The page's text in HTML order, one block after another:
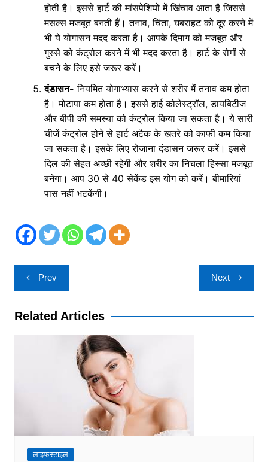
होती है। इससे हार्ट की मांसपेशियों में खिंचाव आता है जिससे
मसल्स मजबूत बनती हैं। तनाव, चिंता, घबराहट को दूर करने में
भी ये योगासन मदद करता है। आपके दिमाग को मजबूत और
गुस्से को कंट्रोल करने में भी मदद करता है। हार्ट के रोगों से
बचने के लिए इसे जरूर करें।
दंडासन- नियमित योगाभ्यास करने से शरीर में तनाव कम होता
है। मोटापा कम होता है। इससे हाई कोलेस्ट्रॉल, डायबिटीज
और बीपी की समस्या को कंट्रोल किया जा सकता है। ये सारी
चीजें कंट्रोल होने से हार्ट अटैक के खतरे को काफी कम किया
जा सकता है। इसके लिए रोजाना दंडासन जरूर करें। इससे
दिल की सेहत अच्छी रहेगी और शरीर का निचला हिस्सा मजबूत
बनेगा। आप 30 से 40 सेकेंड इस योग को करें। बीमारियां
पास नहीं भटकेंगी।
Post
navigation
Prev Next
Related Articles
लाइफस्टाइल